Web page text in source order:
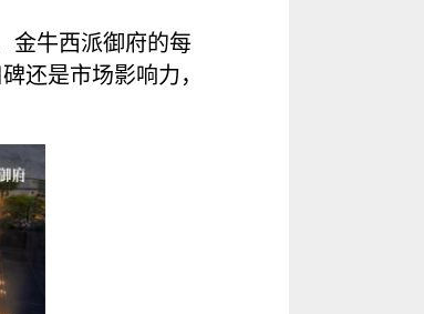
金牛西派御府的每
还是市场影响力，